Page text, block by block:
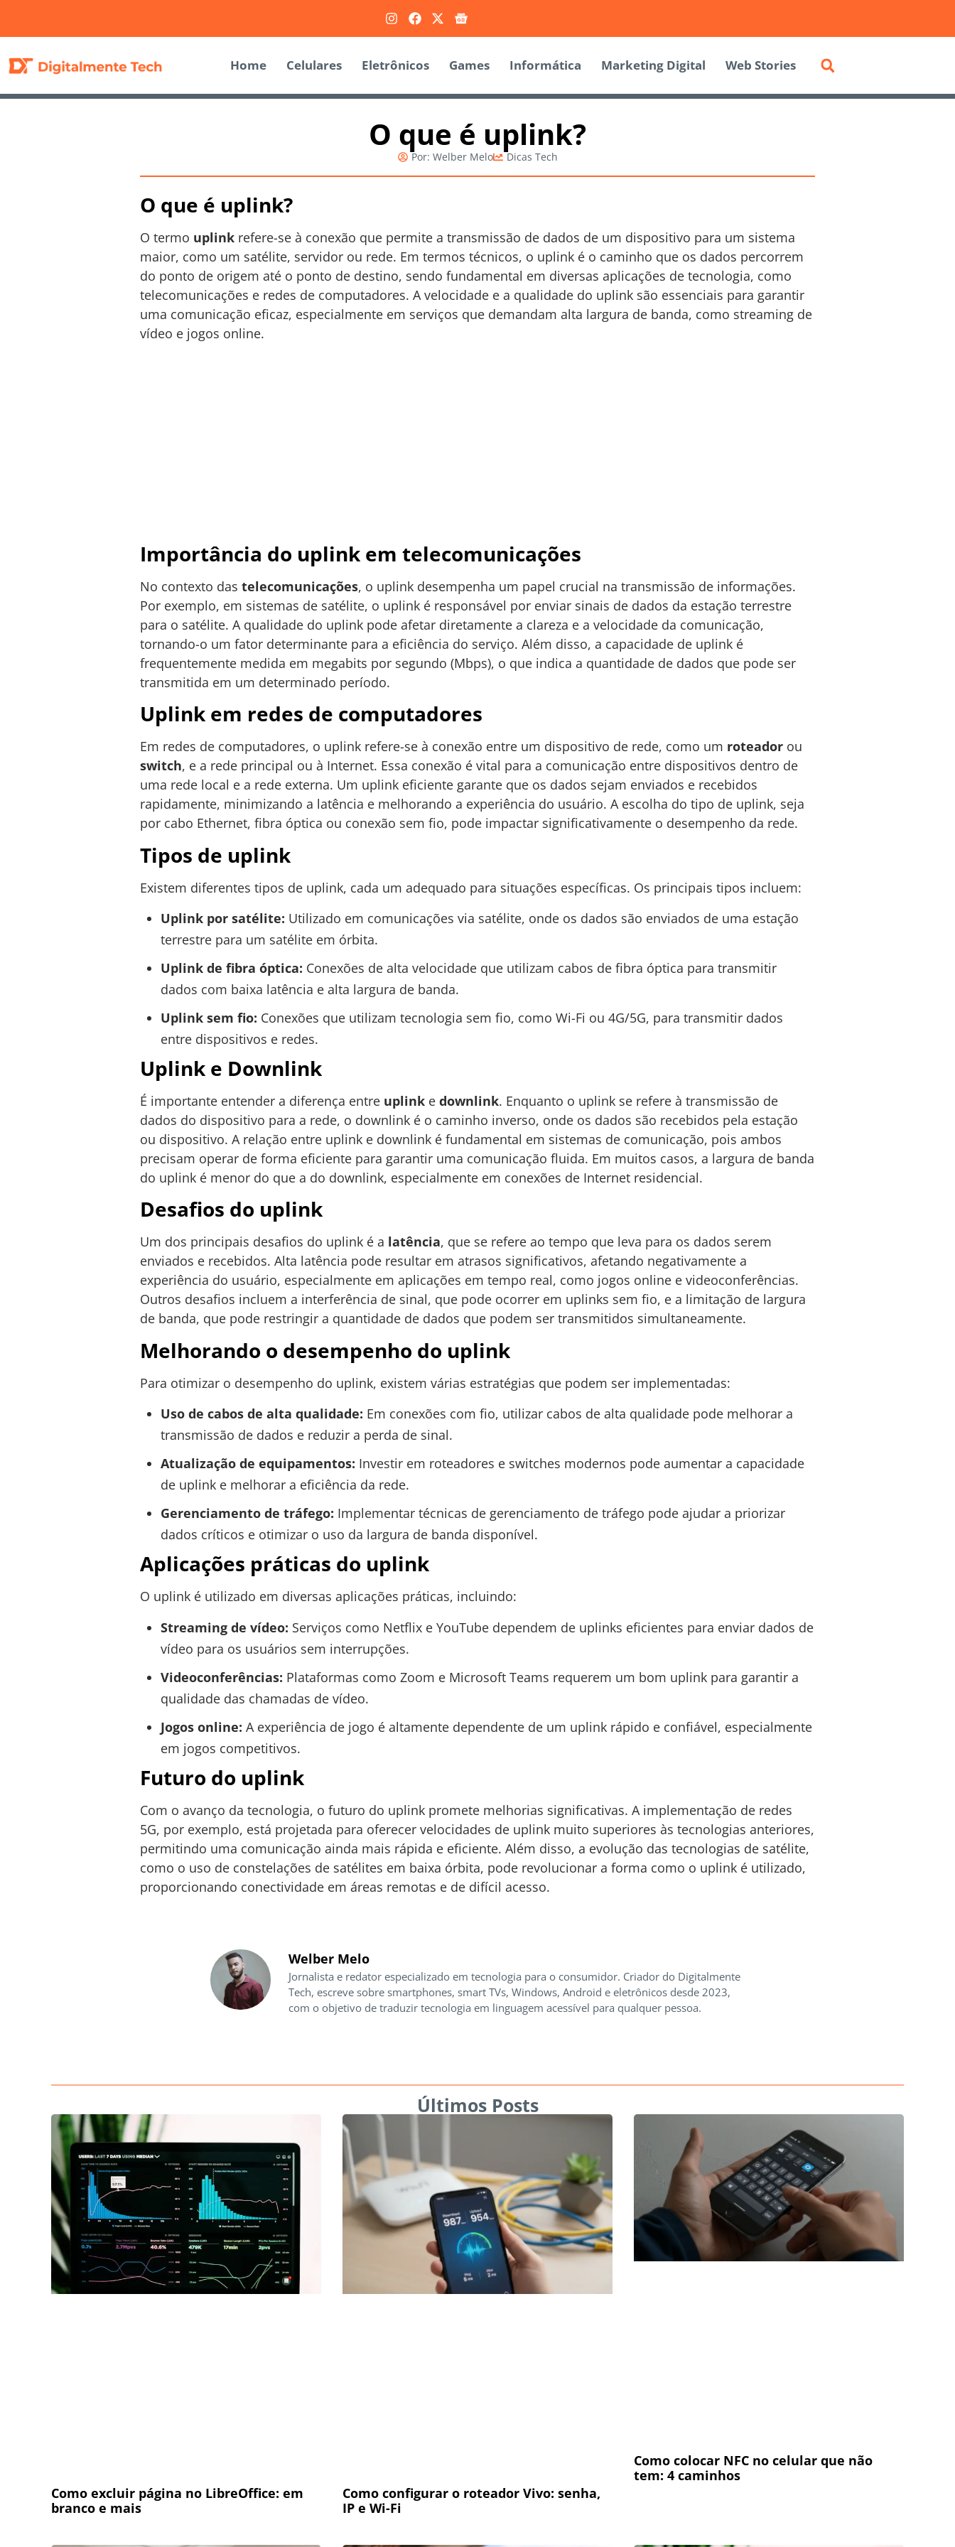
Home Celulares Eletrônicos Games Informática Marketing Digital Web Stories
O que é uplink?
Por: Welber Melo Dicas Tech
O que é uplink?
O termo uplink refere-se à conexão que permite a transmissão de dados de um dispositivo para um sistema
maior, como um satélite, servidor ou rede. Em termos técnicos, o uplink é o caminho que os dados percorrem
do ponto de origem até o ponto de destino, sendo fundamental em diversas aplicações de tecnologia, como
telecomunicações e redes de computadores. A velocidade e a qualidade do uplink são essenciais para garantir
uma comunicação eficaz, especialmente em serviços que demandam alta largura de banda, como streaming de
vídeo e jogos online.
Importância do uplink em telecomunicações
No contexto das telecomunicações, o uplink desempenha um papel crucial na transmissão de informações.
Por exemplo, em sistemas de satélite, o uplink é responsável por enviar sinais de dados da estação terrestre
para o satélite. A qualidade do uplink pode afetar diretamente a clareza e a velocidade da comunicação,
tornando-o um fator determinante para a eficiência do serviço. Além disso, a capacidade de uplink é
frequentemente medida em megabits por segundo (Mbps), o que indica a quantidade de dados que pode ser
transmitida em um determinado período.
Uplink em redes de computadores
Em redes de computadores, o uplink refere-se à conexão entre um dispositivo de rede, como um roteador ou
switch, e a rede principal ou à Internet. Essa conexão é vital para a comunicação entre dispositivos dentro de
uma rede local e a rede externa. Um uplink eficiente garante que os dados sejam enviados e recebidos
rapidamente, minimizando a latência e melhorando a experiência do usuário. A escolha do tipo de uplink, seja
por cabo Ethernet, fibra óptica ou conexão sem fio, pode impactar significativamente o desempenho da rede.
Tipos de uplink
Existem diferentes tipos de uplink, cada um adequado para situações específicas. Os principais tipos incluem:
Uplink por satélite: Utilizado em comunicações via satélite, onde os dados são enviados de uma estação
terrestre para um satélite em órbita.
Uplink de fibra óptica: Conexões de alta velocidade que utilizam cabos de fibra óptica para transmitir
dados com baixa latência e alta largura de banda.
Uplink sem fio: Conexões que utilizam tecnologia sem fio, como Wi-Fi ou 4G/5G, para transmitir dados
entre dispositivos e redes.
Uplink e Downlink
É importante entender a diferença entre uplink e downlink. Enquanto o uplink se refere à transmissão de
dados do dispositivo para a rede, o downlink é o caminho inverso, onde os dados são recebidos pela estação
ou dispositivo. A relação entre uplink e downlink é fundamental em sistemas de comunicação, pois ambos
precisam operar de forma eficiente para garantir uma comunicação fluida. Em muitos casos, a largura de banda
do uplink é menor do que a do downlink, especialmente em conexões de Internet residencial.
Desafios do uplink
Um dos principais desafios do uplink é a latência, que se refere ao tempo que leva para os dados serem
enviados e recebidos. Alta latência pode resultar em atrasos significativos, afetando negativamente a
experiência do usuário, especialmente em aplicações em tempo real, como jogos online e videoconferências.
Outros desafios incluem a interferência de sinal, que pode ocorrer em uplinks sem fio, e a limitação de largura
de banda, que pode restringir a quantidade de dados que podem ser transmitidos simultaneamente.
Melhorando o desempenho do uplink
Para otimizar o desempenho do uplink, existem várias estratégias que podem ser implementadas:
Uso de cabos de alta qualidade: Em conexões com fio, utilizar cabos de alta qualidade pode melhorar a
transmissão de dados e reduzir a perda de sinal.
Atualização de equipamentos: Investir em roteadores e switches modernos pode aumentar a capacidade
de uplink e melhorar a eficiência da rede.
Gerenciamento de tráfego: Implementar técnicas de gerenciamento de tráfego pode ajudar a priorizar
dados críticos e otimizar o uso da largura de banda disponível.
Aplicações práticas do uplink
O uplink é utilizado em diversas aplicações práticas, incluindo:
Streaming de vídeo: Serviços como Netflix e YouTube dependem de uplinks eficientes para enviar dados de
vídeo para os usuários sem interrupções.
Videoconferências: Plataformas como Zoom e Microsoft Teams requerem um bom uplink para garantir a
qualidade das chamadas de vídeo.
Jogos online: A experiência de jogo é altamente dependente de um uplink rápido e confiável, especialmente
em jogos competitivos.
Futuro do uplink
Com o avanço da tecnologia, o futuro do uplink promete melhorias significativas. A implementação de redes
5G, por exemplo, está projetada para oferecer velocidades de uplink muito superiores às tecnologias anteriores,
permitindo uma comunicação ainda mais rápida e eficiente. Além disso, a evolução das tecnologias de satélite,
como o uso de constelações de satélites em baixa órbita, pode revolucionar a forma como o uplink é utilizado,
proporcionando conectividade em áreas remotas e de difícil acesso.
Welber Melo
Jornalista e redator especializado em tecnologia para o consumidor. Criador do Digitalmente
Tech, escreve sobre smartphones, smart TVs, Windows, Android e eletrônicos desde 2023,
com o objetivo de traduzir tecnologia em linguagem acessível para qualquer pessoa.
Últimos Posts
Como excluir página no LibreOffice: em
branco e mais
Como configurar o roteador Vivo: senha,
IP e Wi-Fi
Como colocar NFC no celular que não
tem: 4 caminhos